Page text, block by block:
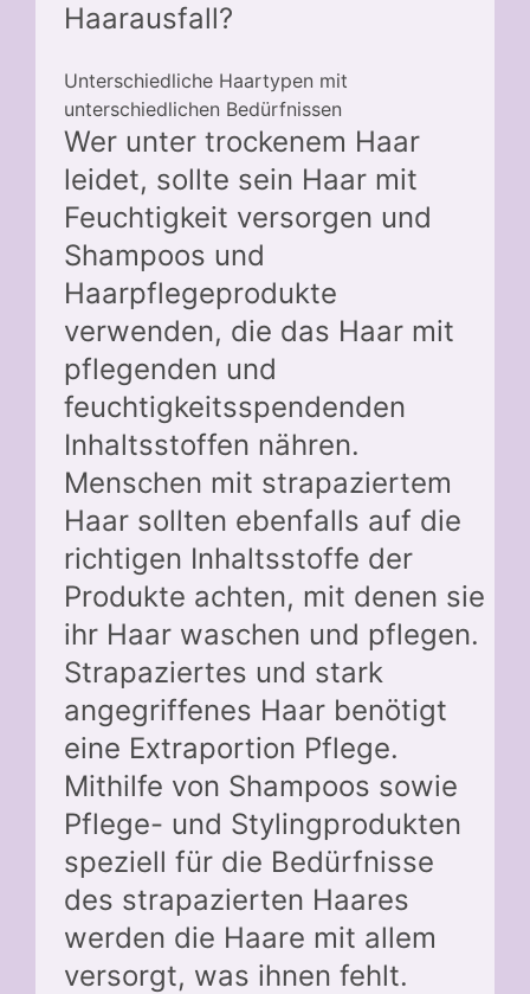
Haarausfall?
Unterschiedliche Haartypen mit
unterschiedlichen Bedürfnissen
Wer unter trockenem Haar
leidet, sollte sein Haar mit
Feuchtigkeit versorgen und
Shampoos und
Haarpflegeprodukte
verwenden, die das Haar mit
pflegenden und
feuchtigkeitsspendenden
Inhaltsstoffen nähren.
Menschen mit strapaziertem
Haar sollten ebenfalls auf die
richtigen Inhaltsstoffe der
Produkte achten, mit denen sie
ihr Haar waschen und pflegen.
Strapaziertes und stark
angegriffenes Haar benötigt
eine Extraportion Pflege.
Mithilfe von Shampoos sowie
Pflege- und Stylingprodukten
speziell für die Bedürfnisse
des strapazierten Haares
werden die Haare mit allem
versorgt, was ihnen fehlt.